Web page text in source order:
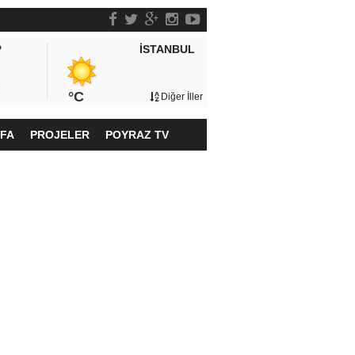
İSTANBUL
°C Diğer İller
PROJELER POYRAZ TV